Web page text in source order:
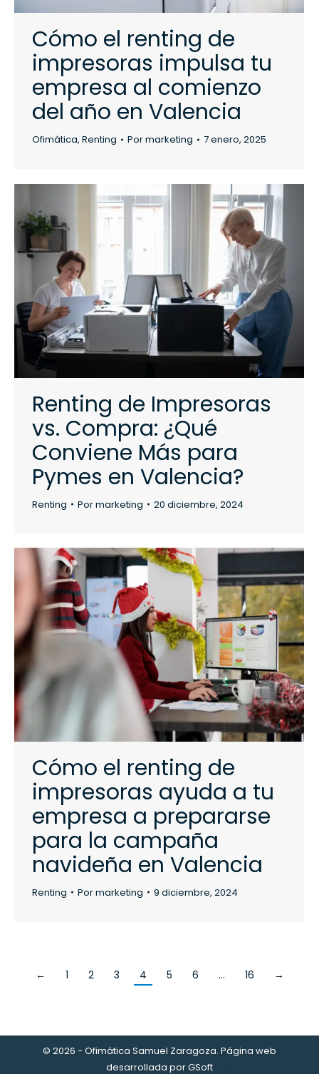
Cómo el renting de
impresoras impulsa tu
empresa al comienzo
del año en Valencia
Ofimática, Renting Pormarketing 7 enero, 2025
Renting de Impresoras
vs. Compra: ¿Qué
Conviene Más para
Pymes en Valencia?
Renting Pormarketing 20 diciembre, 2024
Cómo el renting de
impresoras ayuda a tu
empresa a prepararse
para la campaña
navideña en Valencia
Renting Pormarketing 9 diciembre, 2024
← 1 2 3 4 5 6 … 16 →
© 2026 - Ofimática Samuel Zaragoza. Página web
desarrollada porGSoft